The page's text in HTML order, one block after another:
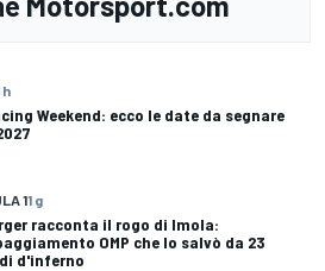
h
Weekend: ecco le date da segnare
11 g
racconta il rogo di Imola:
OMP che lo salvò da 23
d'inferno